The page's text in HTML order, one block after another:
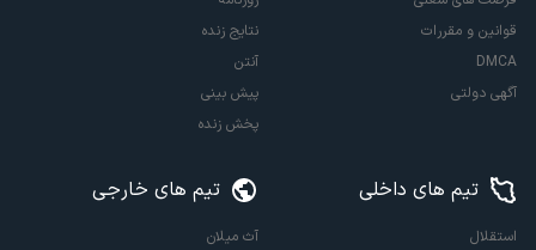
قوانین و مقررات
DMCA
آگهی دولتی
نتایج زنده
آنتن
پیش بینی
پخش زنده
تیم های داخلی
استقلال
تیم های خارجی
آث میلان